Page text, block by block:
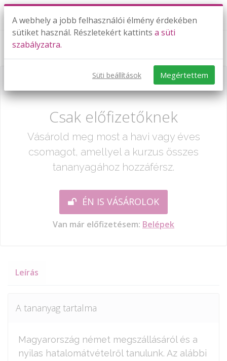
Német megszállás és holokauszt
Már csak egy lépés:
Csak előfizetőknek
Vásárold meg most a havi vagy éves
csomagot, amellyel a kurzus összes
tananyagához hozzáférsz.
ÉN IS VÁSÁROLOK
Van már előfizetésem: Belépek
Leírás
A tananyag tartalma
Magyarország német megszállásáról és a
nyilas hatalomátvételről tanulunk. Az alábbi
A webhely a jobb felhasználói élmény érdekében
sütiket használ. Részletekért kattints a süti
szabályzatra.
Süti beállítások Megértettem